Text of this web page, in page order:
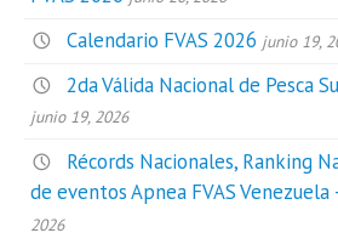
Calendario FVAS 2026 junio 19,
2da Válida Nacional de Pesca
junio 19, 2026
Récords Nacionales, Ranking
de eventos Apnea FVAS Venezuela
2026